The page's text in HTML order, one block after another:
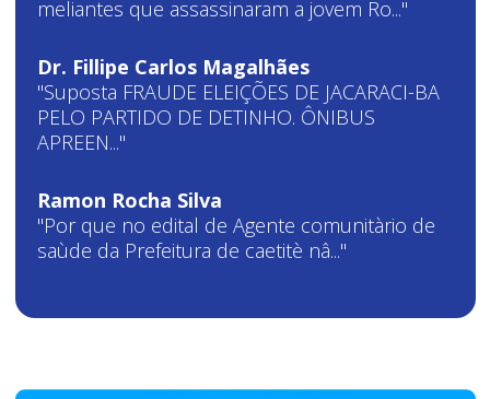
meliantes que assassinaram a jovem Ro..."
Dr. Fillipe Carlos Magalhães
"Suposta FRAUDE ELEIÇÕES DE JACARACI-BA
PELO PARTIDO DE DETINHO. ÔNIBUS
APREEN..."
Ramon Rocha Silva
"Por que no edital de Agente comunitàrio de
saùde da Prefeitura de caetitè nâ..."